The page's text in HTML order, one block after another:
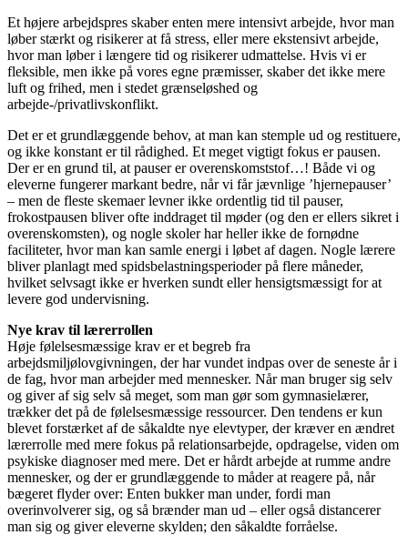
Et højere arbejdspres skaber enten mere intensivt arbejde, hvor man
løber stærkt og risikerer at få stress, eller mere ekstensivt arbejde,
hvor man løber i længere tid og risikerer udmattelse. Hvis vi er
fleksible, men ikke på vores egne præmisser, skaber det ikke mere
luft og frihed, men i stedet grænseløshed og
arbejde-/privatlivskonflikt.
Det er et grundlæggende behov, at man kan stemple ud og restituere,
og ikke konstant er til rådighed. Et meget vigtigt fokus er pausen.
Der er en grund til, at pauser er overenskomststof…! Både vi og
eleverne fungerer markant bedre, når vi får jævnlige ’hjernepauser’
– men de fleste skemaer levner ikke ordentlig tid til pauser,
frokostpausen bliver ofte inddraget til møder (og den er ellers sikret i
overenskomsten), og nogle skoler har heller ikke de fornødne
faciliteter, hvor man kan samle energi i løbet af dagen. Nogle lærere
bliver planlagt med spidsbelastningsperioder på flere måneder,
hvilket selvsagt ikke er hverken sundt eller hensigtsmæssigt for at
levere god undervisning.
Nye krav til lærerrollen
Høje følelsesmæssige krav er et begreb fra
arbejdsmiljølovgivningen, der har vundet indpas over de seneste år i
de fag, hvor man arbejder med mennesker. Når man bruger sig selv
og giver af sig selv så meget, som man gør som gymnasielærer,
trækker det på de følelsesmæssige ressourcer. Den tendens er kun
blevet forstærket af de såkaldte nye elevtyper, der kræver en ændret
lærerrolle med mere fokus på relationsarbejde, opdragelse, viden om
psykiske diagnoser med mere. Det er hårdt arbejde at rumme andre
mennesker, og der er grundlæggende to måder at reagere på, når
bægeret flyder over: Enten bukker man under, fordi man
overinvolverer sig, og så brænder man ud – eller også distancerer
man sig og giver eleverne skylden; den såkaldte forråelse.